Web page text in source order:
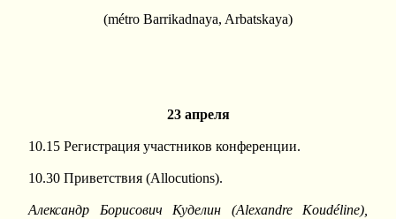
(métro Barrikadnaya, Arbatskaya)
23 апреля
10.15 Регистрация участников конференции.
10.30 Приветствия (Allocutions).
Александр Борисович Куделин (Alexandre Koudéline),